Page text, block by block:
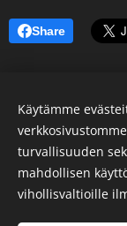
Share
ELOKUUN
Käytämme
turvallisuuden
mahdollisen
vihollisvaltioille